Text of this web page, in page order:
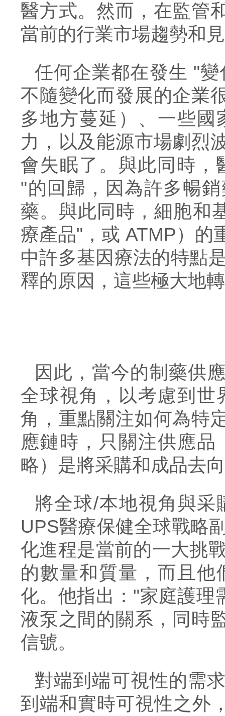
醫方式。然而，在監管
當前的行業市場趨勢和
任何企業都在發生 "變
不隨變化而發展的企業
多地方蔓延）、 一些國
力，以及能源市場劇烈
會失眠了 。與此同時，
"的回歸， 因為許多暢銷
藥。與此同時，細胞和
療產品"，或 ATMP）的
中許多基因療法的特點
釋的原因， 這些極大地
因此，當今的制藥供
全球視角，以考慮到
角，重點關注如何為特
應鏈時，只關注供應
略）是將采購和成品去
將全球/本地視角與采
UPS醫療保健全球戰略
化進程是當前的一大挑
的數量和質量，而且
化。他指出："家庭護理
液泵之間的關系，同時
信號。
對端到端可視性的需
到端和實時可視性之外